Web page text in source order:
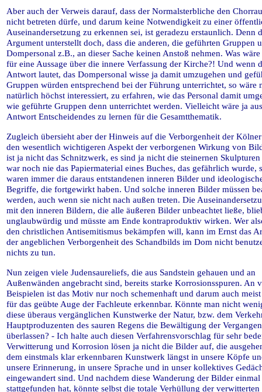
Aber auch der Verweis darauf, dass der Normalsterbliche den
nicht betreten dürfe, und darum keine Notwendigkeit zu einer
Auseinandersetzung zu erkennen sei, ist geradezu erstaunlich. Denn
Argument unterstellt doch, dass die anderen, die geführten Gruppen
Dompersonal z.B., an dieser Sache keinen Anstoß nehmen. Was wäre
für eine Aussage über die innere Verfassung der Kirche?! Und wenn
Antwort lautet, das Dompersonal wisse ja damit umzugehen und
Gruppen würden entsprechend bei der Führung unterrichtet, so wäre
natürlich höchst interessiert, zu erfahren, wie das Personal damit
wie geführte Gruppen denn unterrichtet werden. Vielleicht wäre ja
Antwort Entscheidendes zu lernen für die Gesamtthematik.
Zugleich übersieht aber der Hinweis auf die Verborgenheit der
den wesentlich wichtigeren Aspekt der verborgenen Wirkung von
ist ja nicht das Schnitzwerk, es sind ja nicht die steinernen Skulpturen
war noch nie das Papiermaterial eines Buches, das gefährlich wurde,
waren immer die daraus entstandenen inneren Bilder und
Begriffe, die fortgewirkt haben. Und solche inneren Bilder müssen
werden, auch wenn sie nicht nach außen treten. Die
mit den inneren Bildern, die alle äußeren Bilder unbeachtet ließe,
unglaubwürdig und müsste am Ende kontraproduktiv wirken. Wer
den christlichen Antisemitismus bekämpfen will, kann im Ernst das
der angeblichen Verborgenheit des Schandbilds im Dom nicht
nichts zu tun.
Nun zeigen viele Judensaureliefs, die aus Sandstein gehauen und an
Außenwänden angebracht sind, bereits starke Korrosionsspuren. An
Beispielen ist das Motiv nur noch schemenhaft und darum auch
für das geübte Auge der Fachleute erkennbar. Könnte man nicht
diese überaus vergänglichen Kunstwerke der Natur, bzw. dem
Hauptproduzenten des sauren Regens die Bewältigung der
überlassen? - Ich halte auch diesen Verfahrensvorschlag für sehr
Verwitterung und Korrosion lösen ja nicht die Bilder auf, die
dem einstmals klar erkennbaren Kunstwerk längst in unsere Köpfe
unsere Erinnerung, in unsere Sprache und in unser kollektives
eingewandert sind. Und nachdem diese Wanderung der Bilder einmal
stattgefunden hat, könnte selbst die totale Verhüllung der verwitterten